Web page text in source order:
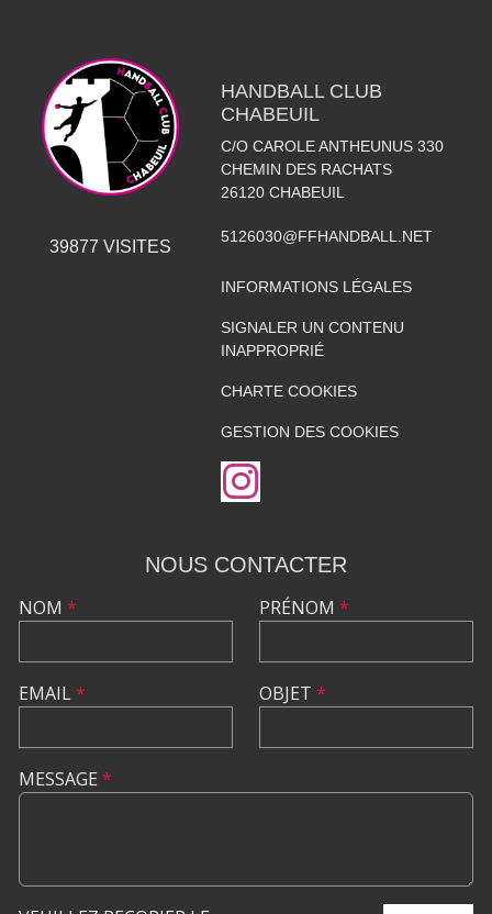
39877 VISITES
HANDBALL CLUB
CHABEUIL
C/O CAROLE ANTHEUNUS 330
CHEMIN DES RACHATS
26120 CHABEUIL
5126030@FFHANDBALL.NET
INFORMATIONS LÉGALES
SIGNALER UN CONTENU
INAPPROPRIÉ
CHARTE COOKIES
GESTION DES COOKIES
NOUS CONTACTER
NOM *
EMAIL*
PRÉNOM *
OBJET *
MESSAGE *